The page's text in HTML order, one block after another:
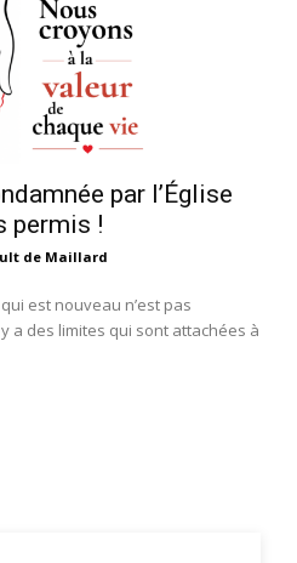
par l’Église
permis !
de Maillard
est nouveau n’est pas
a des limites qui sont attachées à